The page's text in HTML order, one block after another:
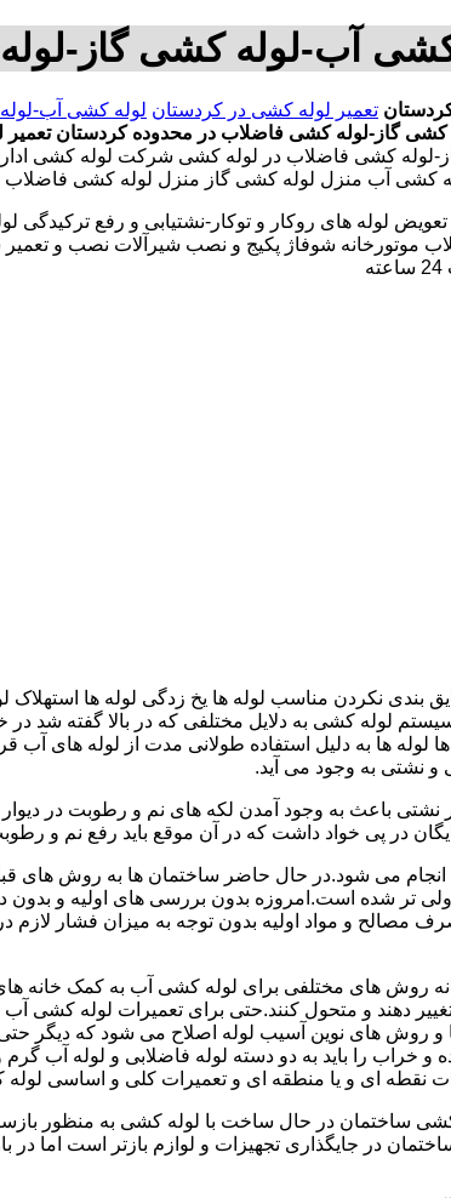
آب-لوله کشی گاز-
تعمیر لوله کشی در کردستان لوله کشی آب-
کشی گاز-لوله کشی فاضلاب در محدوده کردستان
کشی فاضلاب در لوله کشی شرکت لوله کشی
کشی آب منزل لوله کشی گاز منزل لوله کشی
لوله های روکار و توکار-نشتیابی و رفع ترکیدگی
موتورخانه شوفاژ پکیج و نصب شیرآلات نصب و
نکردن مناسب لوله ها یخ زدگی لوله ها استهلاک
لوله کشی به دلایل مختلفی که در بالا گفته شد
ها به دلیل استفاده طولانی مدت از لوله های
نشتی به وجود می آید.
نشتی باعث به وجود آمدن لکه های نم و رطوبت در
در پی خواد داشت که در آن موقع باید رفع نم و
انجام می شود.در حال حاضر ساختمان ها به روش های
تر شده است.امروزه بدون بررسی های اولیه و بدون
و مواد اولیه بدون توجه به میزان فشار لازم
روش های مختلفی برای لوله کشی آب به کمک خانه
دهند و متحول کنند.حتی برای تعمیرات لوله کشی
و روش های نوین آسیب لوله اصلاح می شود که دیگر
و خراب را باید به دو دسته لوله فاضلابی و لوله آب
نقطه ای و یا منطقه ای و تعمیرات کلی و اساسی
ساختمان در حال ساخت با لوله کشی به منظور
در جایگذاری تجهیزات و لوازم بازتر است اما